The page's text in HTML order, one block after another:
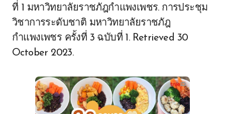
ที่ 1 มหาวิทยาลัยราชภัฎกำแพงเพชร. การประชุม
วิชาการระดับชาติ มหาวิทยาลัยราชภัฎ
กำแพงเพชร ครั้งที่ 3 ฉบับที่ 1. Retrieved 30
October 2023.